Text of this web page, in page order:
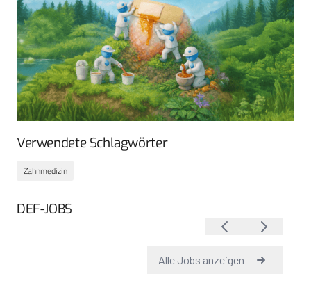
Verwendete Schlagwörter
Zahnmedizin
DEF-JOBS